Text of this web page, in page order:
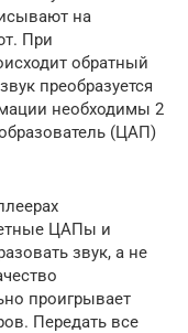
на
При
обратный
преобразуется
необходимы 2
(ЦАП)
ЦАПы и
звук, а не
проигрывает
Передать все